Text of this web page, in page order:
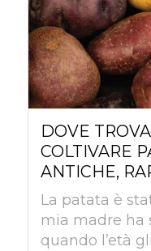
DOVE
COLTIVARE
ANTICHE,
La patata è
mia madre ha
quando l’età